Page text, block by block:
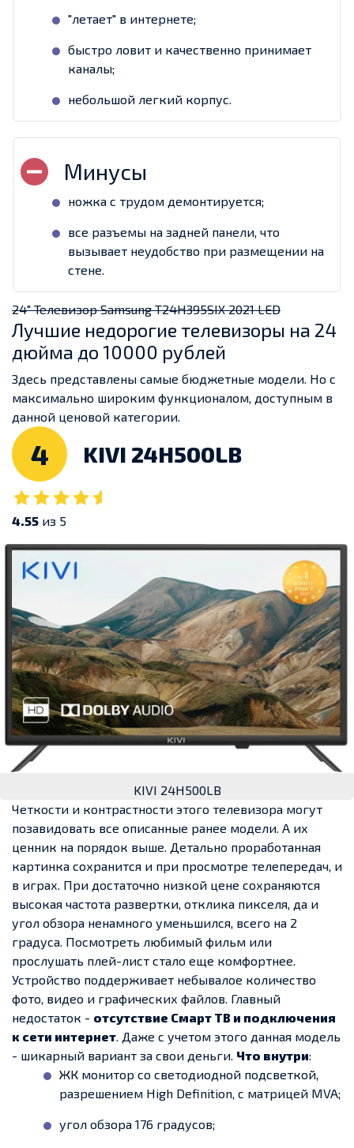
"летает" в интернете;
быстро ловит и качественно принимает
каналы;
небольшой легкий корпус.
ножка с трудом демонтируется;
все разъемы на задней панели, что
вызывает неудобство при размещении на
стене.
24" Телевизор Samsung T24H395SIX 2021 LED
Лучшие недорогие телевизоры на 24
дюйма до 10000 рублей
Здесь представлены самые бюджетные модели. Но с
максимально широким функционалом, доступным в
данной ценовой категории.
4 KIVI 24H500LB
4.55 из 5
KIVI 24H500LB
Четкости и контрастности этого телевизора могут
позавидовать все описанные ранее модели. А их
ценник на порядок выше. Детально проработанная
картинка сохранится и при просмотре телепередач, и
в играх. При достаточно низкой цене сохраняются
высокая частота развертки, отклика пикселя, да и
угол обзора ненамного уменьшился, всего на 2
градуса. Посмотреть любимый фильм или
прослушать плей-лист стало еще комфортнее.
Устройство поддерживает небывалое количество
фото, видео и графических файлов. Главный
недостаток - отсутствие Смарт ТВ и подключения
к сети интернет. Даже с учетом этого данная модель
- шикарный вариант за свои деньги. Что внутри:
ЖК монитор со светодиодной подсветкой,
разрешением High Definition, с матрицей MVA;
угол обзора 176 градусов;